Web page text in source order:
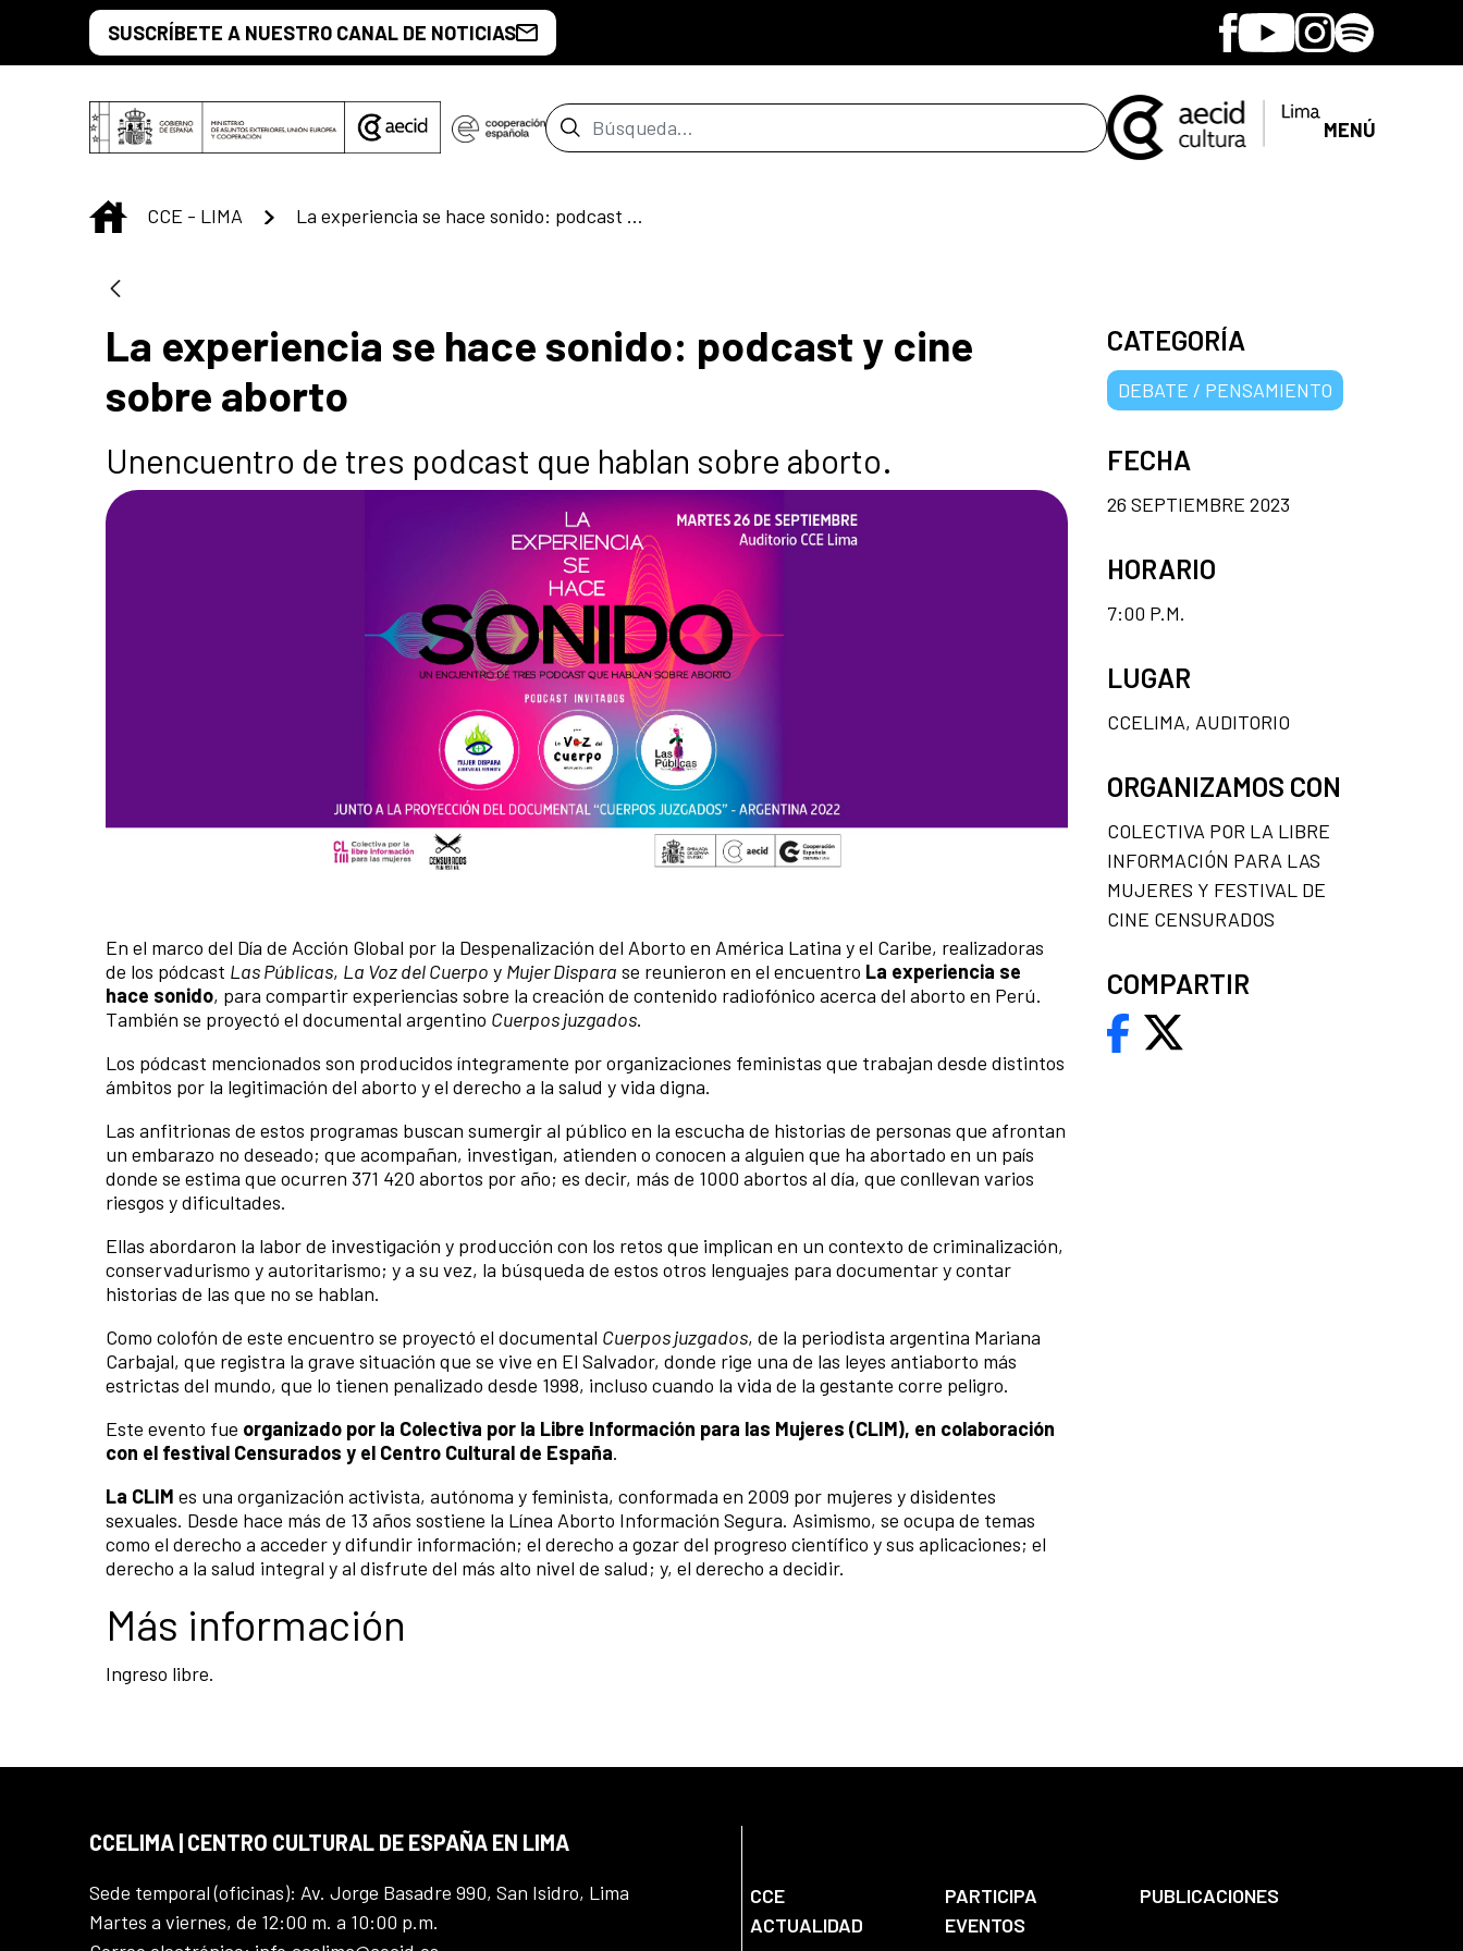
Saltar al contenido principal
SUSCRÍBETE A NUESTRO CANAL DE NOTICIAS Facebook
YoutubeInstagram
Spotify
Barra de búsqueda MENÚ
INICIO
CCE - LIMA La experiencia se hace sonido: podcast y cine sobre aborto
La experiencia se hace sonido: podcast y cine
sobre aborto
Unencuentro de tres podcast que hablan sobre aborto.
En el marco del Día de Acción Global por la Despenalización del Aborto en América Latina y el Caribe, realizadoras
de los pódcast Las Públicas, La Voz del Cuerpo y Mujer Dispara se reunieron en el encuentro La experiencia se
hace sonido, para compartir experiencias sobre la creación de contenido radiofónico acerca del aborto en Perú.
También se proyectó el documental argentino Cuerpos juzgados.
Los pódcast mencionados son producidos íntegramente por organizaciones feministas que trabajan desde distintos
ámbitos por la legitimación del aborto y el derecho a la salud y vida digna.
Las anfitrionas de estos programas buscan sumergir al público en la escucha de historias de personas que afrontan
un embarazo no deseado; que acompañan, investigan, atienden o conocen a alguien que ha abortado en un país
donde se estima que ocurren 371 420 abortos por año; es decir, más de 1000 abortos al día, que conllevan varios
riesgos y dificultades.
Ellas abordaron la labor de investigación y producción con los retos que implican en un contexto de criminalización,
conservadurismo y autoritarismo; y a su vez, la búsqueda de estos otros lenguajes para documentar y contar
historias de las que no se hablan.
Como colofón de este encuentro se proyectó el documental Cuerpos juzgados, de la periodista argentina Mariana
Carbajal, que registra la grave situación que se vive en El Salvador, donde rige una de las leyes antiaborto más
estrictas del mundo, que lo tienen penalizado desde 1998, incluso cuando la vida de la gestante corre peligro.
Este evento fue organizado por la Colectiva por la Libre Información para las Mujeres (CLIM), en colaboración
con el festival Censurados y el Centro Cultural de España.
La CLIM es una organización activista, autónoma y feminista, conformada en 2009 por mujeres y disidentes
sexuales. Desde hace más de 13 años sostiene la Línea Aborto Información Segura. Asimismo, se ocupa de temas
como el derecho a acceder y difundir información; el derecho a gozar del progreso científico y sus aplicaciones; el
derecho a la salud integral y al disfrute del más alto nivel de salud; y, el derecho a decidir.
Más información
Ingreso libre.
CATEGORÍA
DEBATE / PENSAMIENTO
FECHA
26 SEPTIEMBRE 2023
HORARIO
7:00 P.M.
LUGAR
CCELIMA, AUDITORIO
ORGANIZAMOS CON
COLECTIVA POR LA LIBRE
INFORMACIÓN PARA LAS
MUJERES Y FESTIVAL DE
CINE CENSURADOS
COMPARTIR
CCELIMA | CENTRO CULTURAL DE ESPAÑA EN LIMA
Sede temporal (oficinas): Av. Jorge Basadre 990, San Isidro, Lima
Martes a viernes, de 12:00 m. a 10:00 p.m.
CCE PARTICIPA
PUBLICACIONES
ACTUALIDAD
EVENTOS